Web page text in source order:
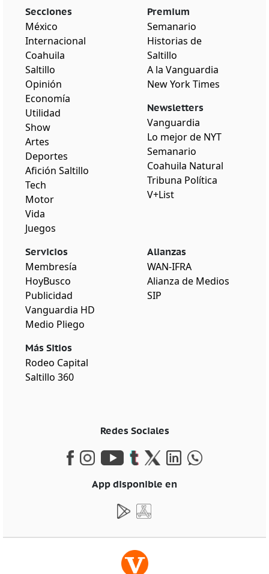
Secciones
México
Internacional
Coahuila
Saltillo
Opinión
Economía
Utilidad
Show
Artes
Deportes
Afición Saltillo
Tech
Motor
Vida
Juegos
Premium
Semanario
Historias de
Saltillo
A la Vanguardia
New York Times
Newsletters
Vanguardia
Lo mejor de NYT
Semanario
Coahuila Natural
Tribuna Política
V+List
Servicios
Membresía
HoyBusco
Publicidad
Vanguardia HD
Medio Pliego
Más Sitios
Rodeo Capital
Saltillo 360
Alianzas
WAN-IFRA
Alianza de Medios
SIP
Redes Sociales
App disponible en